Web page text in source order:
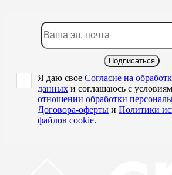
Подписаться
Я даю свое Согласие на
данных и соглашаюсь с
отношении обработки
Договора-оферты и Политики
файлов cookie.